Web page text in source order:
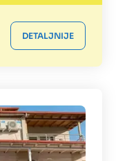
DETALJNIJE